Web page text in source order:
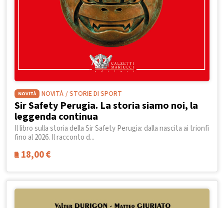
NOVITÀ NOVITÀ / STORIE DI SPORT
Sir Safety Perugia. La storia siamo noi, la
leggenda continua
Il libro sulla storia della Sir Safety Perugia: dalla nascita ai trionfi
fino al 2026. Il racconto d...
18,00€